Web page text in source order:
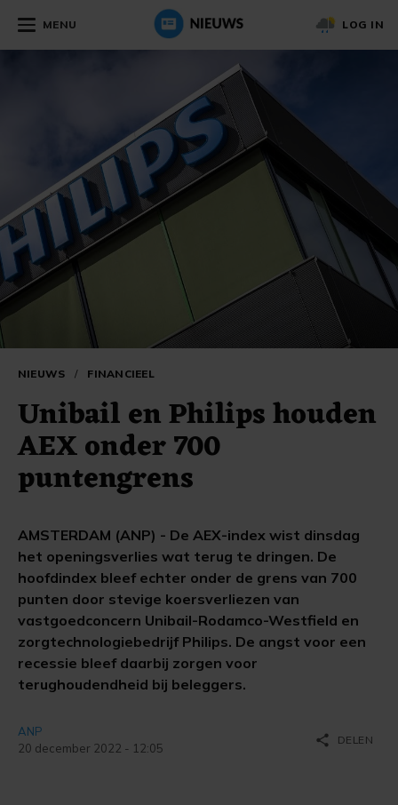
MENU LOG IN
NIEUWS / FINANCIEEL
Unibail en Philips houden
AEX onder 700
puntengrens
AMSTERDAM (ANP) - De AEX-index wist dinsdag
het openingsverlies wat terug te dringen. De
hoofdindex bleef echter onder de grens van 700
punten door stevige koersverliezen van
vastgoedconcern Unibail-Rodamco-Westfield en
zorgtechnologiebedrijf Philips. De angst voor een
recessie bleef daarbij zorgen voor
terughoudendheid bij beleggers.
ANP
20 december 2022 - 12:05
share DELEN